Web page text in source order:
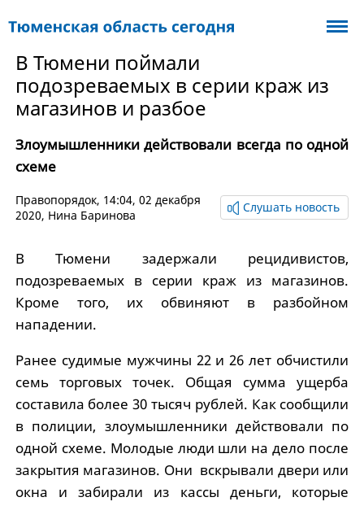
В Тюмени поймали
подозреваемых в серии краж из
магазинов и разбое
Злоумышленники действовали всегда по одной
схеме
Правопорядок, 14:04, 02 декабря
2020, Нина Баринова
Слушать новость
В Тюмени задержали рецидивистов,
подозреваемых в серии краж из магазинов.
Кроме того, их обвиняют в разбойном
нападении.
Ранее судимые мужчины 22 и 26 лет обчистили
семь торговых точек. Общая сумма ущерба
составила более 30 тысяч рублей. Как сообщили
в полиции, злоумышленники действовали по
одной схеме. Молодые люди шли на дело после
закрытия магазинов. Они вскрывали двери или
окна и забирали из кассы деньги, которые